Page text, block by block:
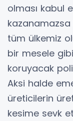
olması kabul
tüm ülkemiz
bir mesele
koruyacak
Aksi halde
üreticilerin
kesime sevk